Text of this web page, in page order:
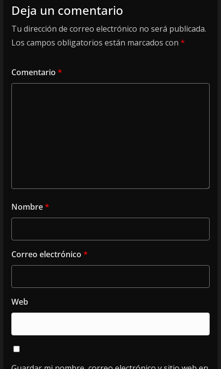
Deja un comentario
Tu dirección de correo electrónico no será publicada.
Los campos obligatorios están marcados con *
Comentario *
Nombre*
Correo electrónico *
Web